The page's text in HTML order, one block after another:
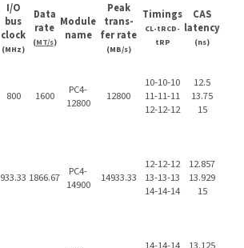
I/O
bus
clock
(MHz)
Data
rate
(MT/s)
Module
name
Peak
trans-
fer rate
(MB/s)
Timings
CL-tRCD-
tRP
CAS
latency
(ns)
800 1600
PC4-
12800
12800
10-10-10
11-11-11
12-12-12
12.5
13.75
15
933.33 1866.67
PC4-
14900
14933.33
12-12-12
13-13-13
14-14-14
12.857
13.929
15